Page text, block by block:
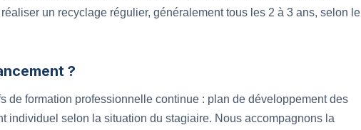
un recyclage régulier, généralement tous les 2 à 3 ans, selon le
?
de formation professionnelle continue : plan de développement des
individuel selon la situation du stagiaire. Nous accompagnons la